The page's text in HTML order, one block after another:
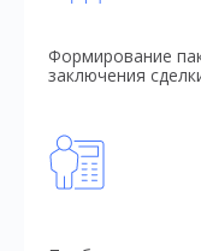
Формирование
заключения